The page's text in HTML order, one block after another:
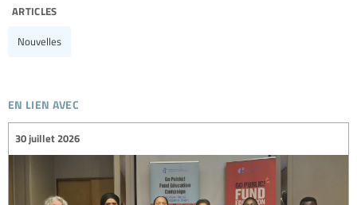
articles
Nouvelles
en lien avec
30 juillet 2026